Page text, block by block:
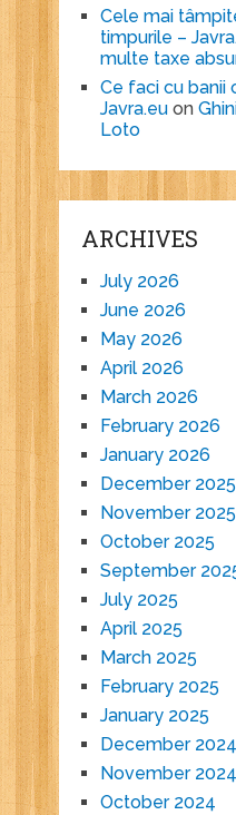
Cele mai
timpurile –
multe taxe
Ce faci cu banii
Javra.eu on
Loto
ARCHIVES
July 2026
June 2026
May 2026
April 2026
March 2026
February 2026
January 2026
December 2025
November 2025
October 2025
September
July 2025
April 2025
March 2025
February 2025
January 2025
December 2024
November 2024
October 2024